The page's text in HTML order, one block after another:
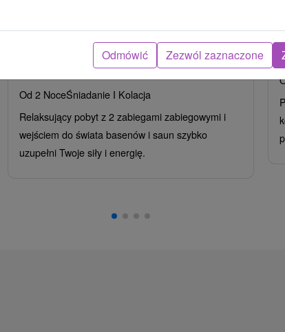
Szybka i skuteczna ucieczka od
★★★Trenczańskie Teplice
Od 2 NoceŚniadanie I Kolacja
Relaksujący pobyt z 2 zabiegami zabiegowymi i
wejściem do świata basenów i saun szybko
uzupełni Twoje siły i energię.
Odmówić Zezwól zaznaczone